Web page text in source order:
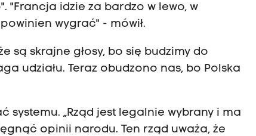
"Francja idzie za bardzo w lewo, w
wygrać" - mówił.
są skrajne głosy, bo się budzimy do
udziału. Teraz obudzono nas, bo Polska
systemu. „Rząd jest legalnie wybrany i ma
opinii narodu. Ten rząd uważa, że